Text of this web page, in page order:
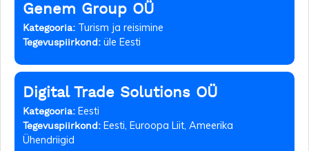
Genem Group OÜ
Kategooria: Turism ja reisimine
Tegevuspiirkond: üle Eesti
Digital Trade Solutions OÜ
Kategooria: Eesti
Tegevuspiirkond: Eesti, Euroopa Liit, Ameerika
Ühendriigid